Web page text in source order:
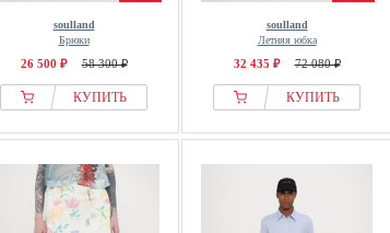
soulland
Брюки
26 500 ₽ 58 300 ₽
КУПИТЬ
soulland
Летняя юбка
32 435 ₽ 72 080 ₽
КУПИТЬ